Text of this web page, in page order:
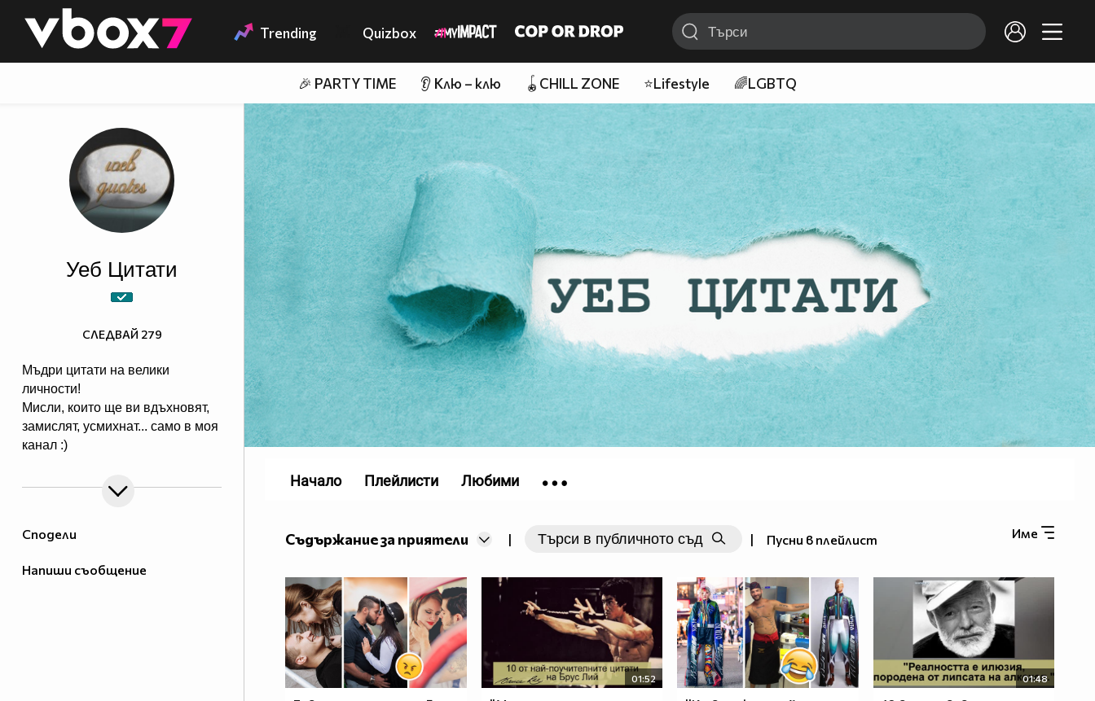
👾 Trending Quizbox
🎉 PARTY TIME 👂 Клю – клю 🪀CHILL ZONE ⭐Lifestyle 🌈LGBTQ
Сподели
Напиши съобщение
Уеб Цитати
Мъдри цитати на велики
личности!
Мисли, които ще ви вдъхновят,
замислят, усмихнат... само в моя
канал :)
СЛЕДВАЙ 279
Име
Съдържание за приятели | | Пусни в плейлист
01:52 01:48
Начало Плейлисти Любими